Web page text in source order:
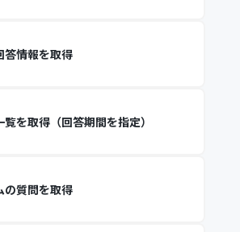
答情報を取得
覧を取得（回答期間を指定）
の質問を取得